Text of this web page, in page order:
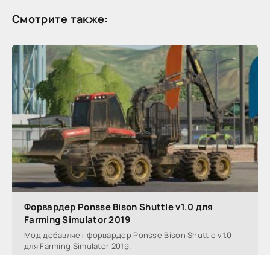
Смотрите также:
Форвардер Ponsse Bison Shuttle v1.0 для
Farming Simulator 2019
Мод добавляет форвардер Ponsse Bison Shuttle v1.0
для Farming Simulator 2019.